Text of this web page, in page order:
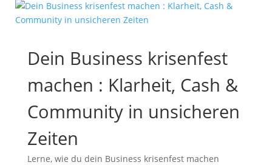
Dein Business krisenfest
machen : Klarheit, Cash &
Community in unsicheren
Zeiten
Lerne, wie du dein Business krisenfest machen